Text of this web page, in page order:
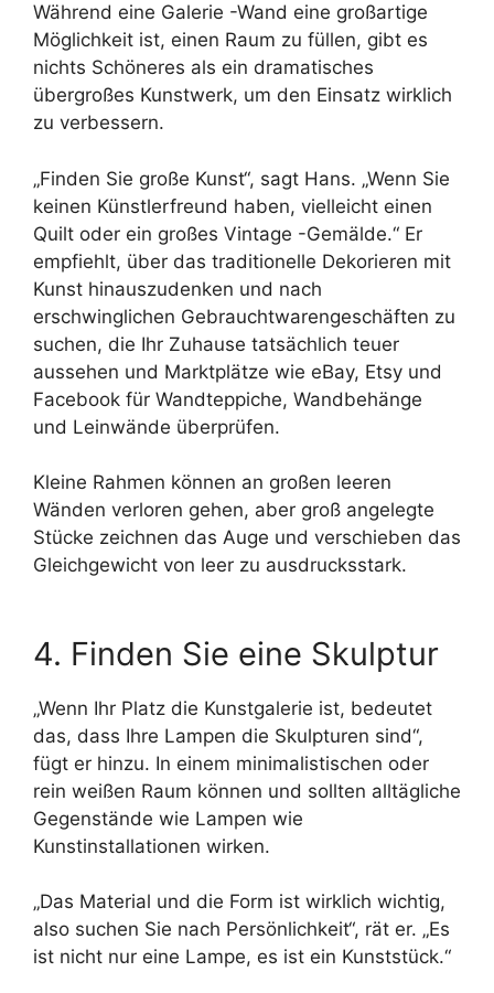
Während eine Galerie -Wand eine großartige
Möglichkeit ist, einen Raum zu füllen, gibt es
nichts Schöneres als ein dramatisches
übergroßes Kunstwerk, um den Einsatz wirklich
zu verbessern.
„Finden Sie große Kunst“, sagt Hans. „Wenn Sie
keinen Künstlerfreund haben, vielleicht einen
Quilt oder ein großes Vintage -Gemälde.“ Er
empfiehlt, über das traditionelle Dekorieren mit
Kunst hinauszudenken und nach
erschwinglichen Gebrauchtwarengeschäften zu
suchen, die Ihr Zuhause tatsächlich teuer
aussehen und Marktplätze wie eBay, Etsy und
Facebook für Wandteppiche, Wandbehänge
und Leinwände überprüfen.
Kleine Rahmen können an großen leeren
Wänden verloren gehen, aber groß angelegte
Stücke zeichnen das Auge und verschieben das
Gleichgewicht von leer zu ausdrucksstark.
4. Finden Sie eine Skulptur
„Wenn Ihr Platz die Kunstgalerie ist, bedeutet
das, dass Ihre Lampen die Skulpturen sind“,
fügt er hinzu. In einem minimalistischen oder
rein weißen Raum können und sollten alltägliche
Gegenstände wie Lampen wie
Kunstinstallationen wirken.
„Das Material und die Form ist wirklich wichtig,
also suchen Sie nach Persönlichkeit“, rät er. „Es
ist nicht nur eine Lampe, es ist ein Kunststück.“